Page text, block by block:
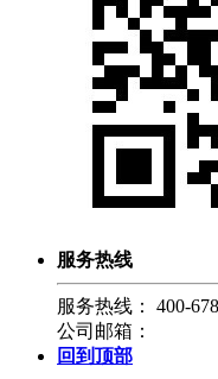
服务热线
服务热线：
400-
公司邮箱：
回到顶部